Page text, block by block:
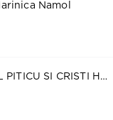
Namol
MARINICA NAMOL & SANDEL PITICU SI CRISTI HAIDIN